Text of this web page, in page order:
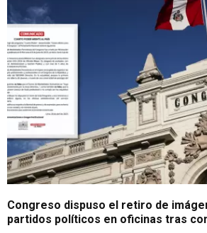
Congreso dispuso el retiro de
partidos políticos en oficinas tras